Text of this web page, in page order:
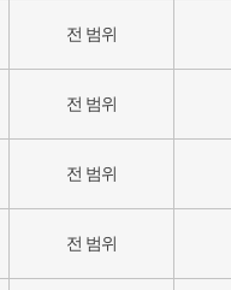
전 범위
전 범위
전 범위
전 범위